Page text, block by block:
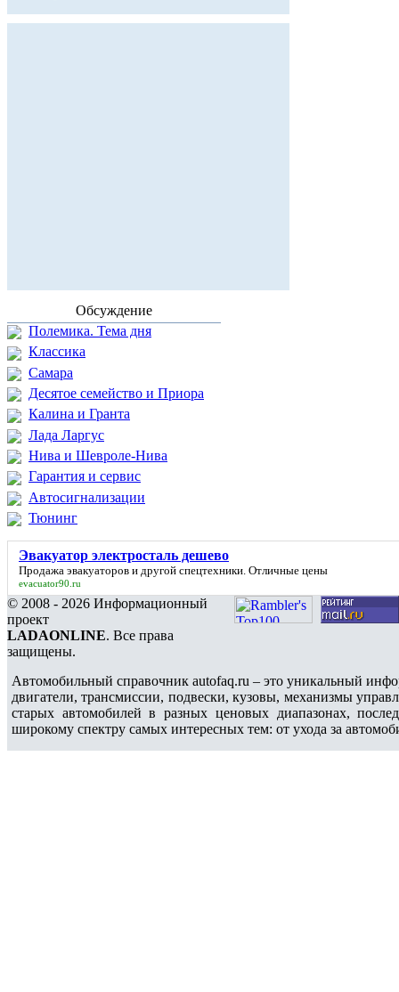
Обсуждение
Полемика. Тема дня
Классика
Самара
Десятое семейство и Приора
Калина и Гранта
Лада Ларгус
Нива и Шевроле-Нива
Гарантия и сервис
Автосигнализации
Тюнинг
Эвакуатор электросталь дешево
Продажа эвакуаторов и другой спецтехники. Отличные цены
evacuator90.ru
© 2008 - 2026 Информационный
проект
LADAONLINE. Все права
защищены.
Автомобильный справочник autofaq.ru – это уникальный
двигатели, трансмиссии, подвески, кузовы, механизмы
старых автомобилей в разных ценовых диапазонах,
широкому спектру самых интересных тем: от ухода за